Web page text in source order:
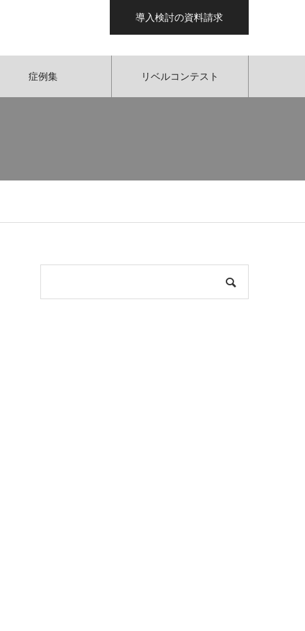
導入検討の資料請求
症例集 リベルコンテスト